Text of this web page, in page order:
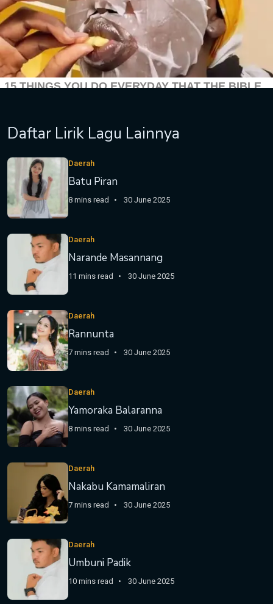
Daftar Lirik Lagu Lainnya
Daerah
Batu Piran
8 mins read 30 June 2025
Daerah
Narande Masannang
11 mins read 30 June 2025
Daerah
Rannunta
7 mins read 30 June 2025
Daerah
Yamoraka Balaranna
8 mins read 30 June 2025
Daerah
Nakabu Kamamaliran
7 mins read 30 June 2025
Daerah
Umbuni Padik
10 mins read 30 June 2025